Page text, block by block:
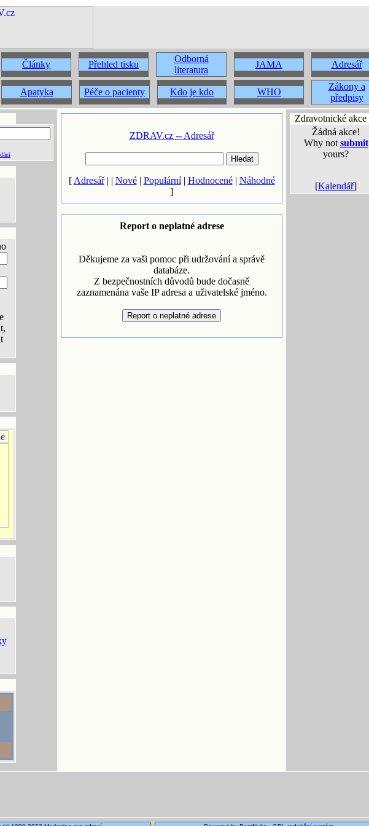
Články Přehled tisku
Odborná
literatura
JAMA Adresář
Apatyka Péče o pacienty Kdo je kdo WHO
Zákony a
předpisy
ZDRAV.cz -- Adresář
[ Adresář| | Nové| Populární| Hodnocené| Náhodné
]
Report o neplatné adrese
Děkujeme za vaši pomoc při udržování a správě
databáze.
Z bezpečnostních důvodů bude dočasně
zaznamenána vaše IP adresa a uživatelské jméno.
Zdravotnické akce
Žádná akce!
Why not submit
yours?
[Kalendář]